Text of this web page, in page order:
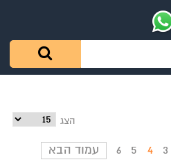
הצג
3
4
5
6 עמוד הבא